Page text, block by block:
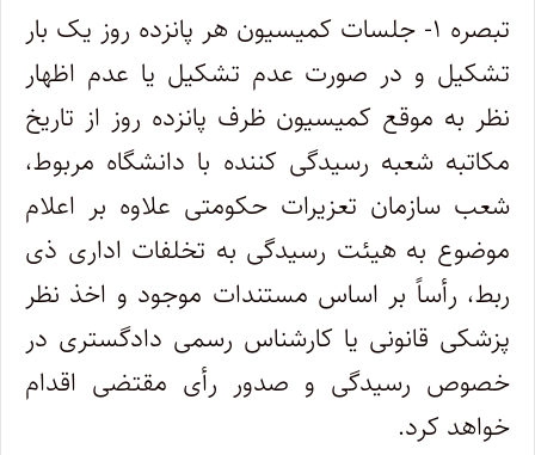
تبصره ۱- جلسات کمیسیون هر پانزده روز یک بار
تشکیل و در صورت عدم تشکیل یا عدم اظهار
نظر به موقع کمیسیون ظرف پانزده روز از تاریخ
مکاتبه شعبه رسیدگی کننده با دانشگاه مربوط،
شعب سازمان تعزیرات حکومتی علاوه بر اعلام
موضوع به هیئت رسیدگی به تخلفات اداری ذی
ربط، رأساً بر اساس مستندات موجود و اخذ نظر
پزشکی قانونی یا کارشناس رسمی دادگستری در
خصوص رسیدگی و صدور رأی مقتضی اقدام
خواهد کرد.